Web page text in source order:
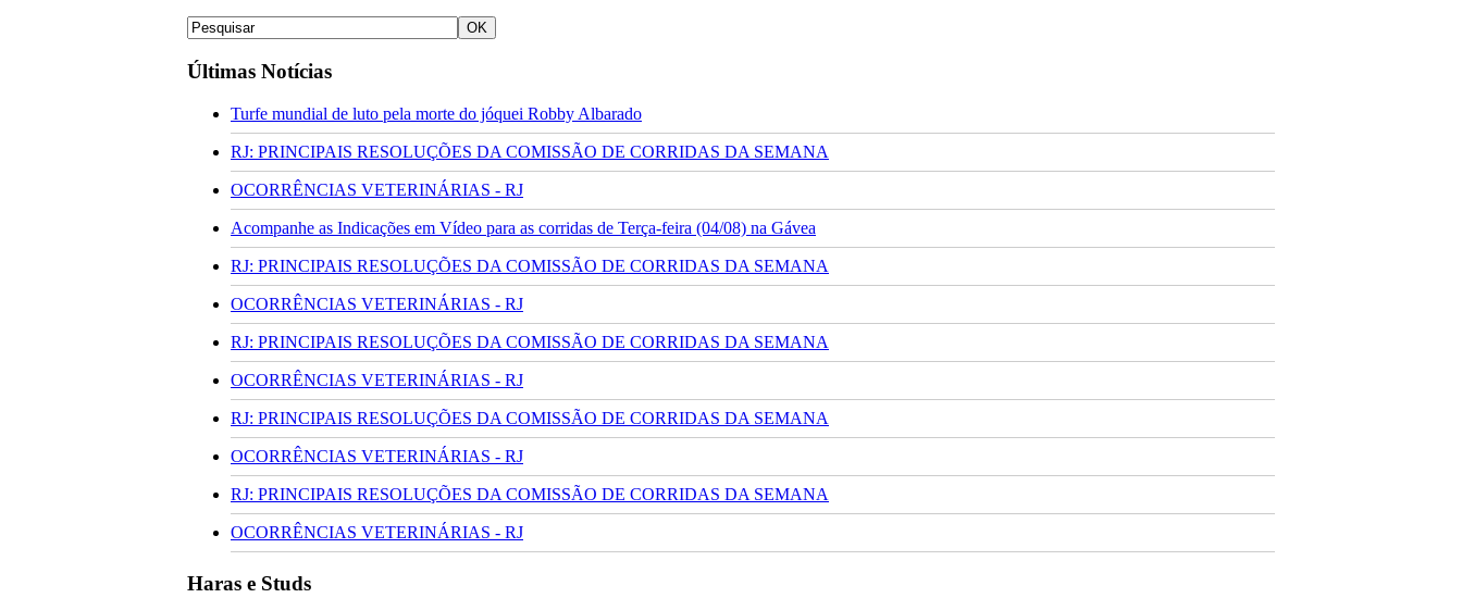
Últimas Notícias
Turfe mundial de luto pela morte do jóquei Robby Albarado
RJ: PRINCIPAIS RESOLUÇÕES DA COMISSÃO DE CORRIDAS DA SEMANA
OCORRÊNCIAS VETERINÁRIAS - RJ
Acompanhe as Indicações em Vídeo para as corridas de Terça-feira (04/08) na Gávea
RJ: PRINCIPAIS RESOLUÇÕES DA COMISSÃO DE CORRIDAS DA SEMANA
OCORRÊNCIAS VETERINÁRIAS - RJ
RJ: PRINCIPAIS RESOLUÇÕES DA COMISSÃO DE CORRIDAS DA SEMANA
OCORRÊNCIAS VETERINÁRIAS - RJ
RJ: PRINCIPAIS RESOLUÇÕES DA COMISSÃO DE CORRIDAS DA SEMANA
OCORRÊNCIAS VETERINÁRIAS - RJ
RJ: PRINCIPAIS RESOLUÇÕES DA COMISSÃO DE CORRIDAS DA SEMANA
OCORRÊNCIAS VETERINÁRIAS - RJ
Haras e Studs